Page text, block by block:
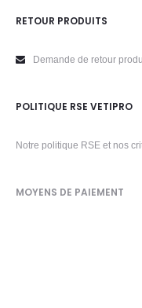
RETOUR PRODUITS
Demande de retour
POLITIQUE RSE VETIPRO
Notre politique RSE et nos
MOYENS DE PAIEMENT